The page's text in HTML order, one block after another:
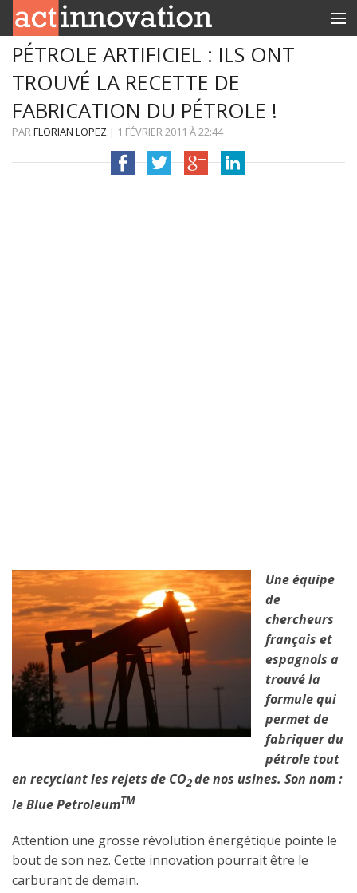
RUBRIQUES
INNOBOX
CONTACT
PÉTROLE ARTIFICIEL : ILS ONT
TROUVÉ LA RECETTE DE
FABRICATION DU PÉTROLE !
PARFLORIAN LOPEZ | 1 FÉVRIER 2011 À22:44
Une équipe
de
chercheurs
français et
espagnols a
trouvé la
formule qui
permet de
fabriquer du
pétrole tout
en recyclant les rejets de CO2de nos usines. Son nom :
le Blue PetroleumTM
Attention une grosse révolution énergétique pointe le
bout de son nez. Cette innovation pourrait être le
carburant de demain.